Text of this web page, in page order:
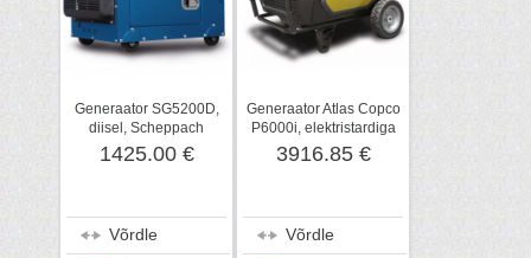
Generaator SG5200D,
diisel, Scheppach
1425.00 €
Võrdle
Generaator Atlas Copco
P6000i, elektristardiga
3916.85 €
Võrdle